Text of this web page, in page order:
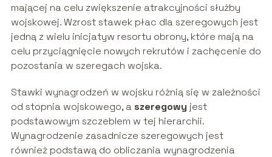
mającej na celu zwiększenie atrakcyjności służby
wojskowej. Wzrost stawek płac dla szeregowych jest
jedną z wielu inicjatyw resortu obrony, które mają na
celu przyciągnięcie nowych rekrutów i zachęcenie do
pozostania w szeregach wojska.
Stawki wynagrodzeń w wojsku różnią się w zależności
od stopnia wojskowego, a szeregowy jest
podstawowym szczeblem w tej hierarchii.
Wynagrodzenie zasadnicze szeregowych jest
również podstawą do obliczania wynagrodzenia